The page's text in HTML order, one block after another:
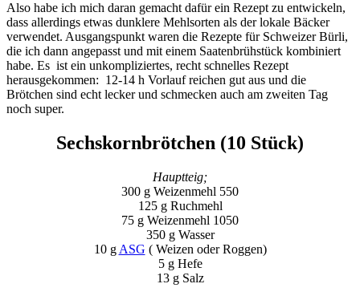
Also habe ich mich daran gemacht dafür ein Rezept zu entwickeln,
dass allerdings etwas dunklere Mehlsorten als der lokale Bäcker
verwendet. Ausgangspunkt waren die Rezepte für Schweizer Bürli,
die ich dann angepasst und mit einem Saatenbrühstück kombiniert
habe. Es ist ein unkompliziertes, recht schnelles Rezept
herausgekommen: 12-14 h Vorlauf reichen gut aus und die
Brötchen sind echt lecker und schmecken auch am zweiten Tag
noch super.
Sechskornbrötchen (10 Stück)
Hauptteig;
300 g Weizenmehl 550
125 g Ruchmehl
75 g Weizenmehl 1050
350 g Wasser
10 g ASG ( Weizen oder Roggen)
5 g Hefe
13 g Salz